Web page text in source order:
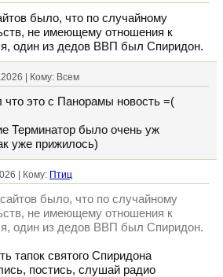
было, что по случайному
не имеющему отношения к
один из дедов ВВП был Спиридон.
| Кому: Всем
что это с Панорамы новость =(
Терминатор было очень уж
уже прижилось)
| Кому: Птиц
было, что по случайному
не имеющему отношения к
один из дедов ВВП был Спиридон.
тапок святого Спиридона
постись, слушай радио